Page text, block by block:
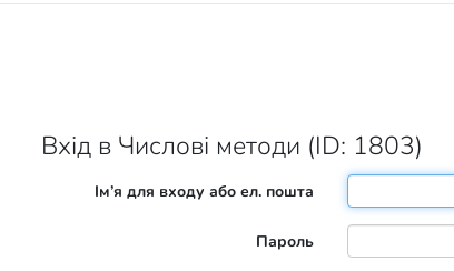
Вхід в Числові методи (ID: 1803)
Ім’я для входу або ел. пошта
Пароль